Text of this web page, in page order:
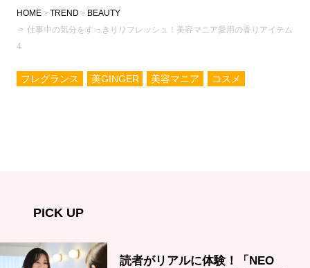
HOME TREND
BEAUTY
仕事中の気分をすっきりリフレッシュ！美容マニア愛用の香りアイテム
4
フレグランス 美GINGER 美容マニア コスメ
PICK UP
読者がリアルに体験！「NEO